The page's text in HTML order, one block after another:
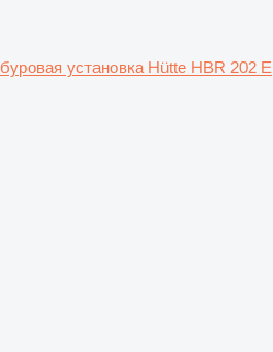
буровая установка Hütte HBR 202 E